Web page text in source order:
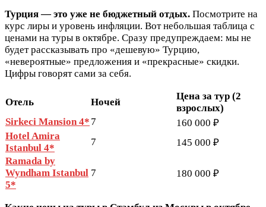
Турция — это уже не бюджетный отдых. Посмотрите на
курс лиры и уровень инфляции. Вот небольшая таблица с
ценами на туры в октябре. Сразу предупреждаем: мы не
будет рассказывать про «дешевую» Турцию,
«невероятные» предложения и «прекрасные» скидки.
Цифры говорят сами за себя.
Отель Ночей
Цена за тур (2
взрослых)
Sirkeci Mansion 4* 7
160 000 ₽
Hotel Amira
Istanbul 4*
7
145 000 ₽
Ramada by
Wyndham Istanbul
5*
7 180 000 ₽